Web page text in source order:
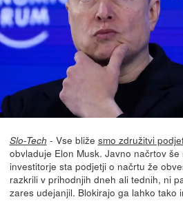
Slo-Tech - Vse bliže smo združitvi
obvladuje Elon Musk. Javno načrtov
investitorje sta podjetji o načrtu že
razkrili v prihodnjih dneh ali tednih, ni
zares udejanjil. Blokirajo ga lahko tako